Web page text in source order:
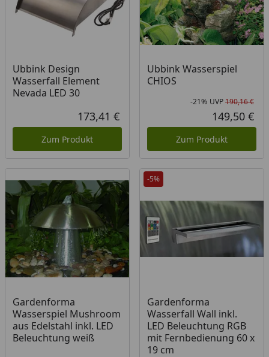
Ubbink Design
Wasserfall Element
Nevada LED 30
Aktueller Preis
173,41 €
Zum Produkt
Ubbink Wasserspiel
CHIOS
-21% UVP190,16 €
149,50 €
Zum Produkt
Gardenforma
Wasserspiel Mushroom
aus Edelstahl inkl. LED
Beleuchtung weiß
-5%
Gardenforma
Wasserfall Wall inkl.
LED Beleuchtung RGB
mit Fernbedienung 60 x
19 cm